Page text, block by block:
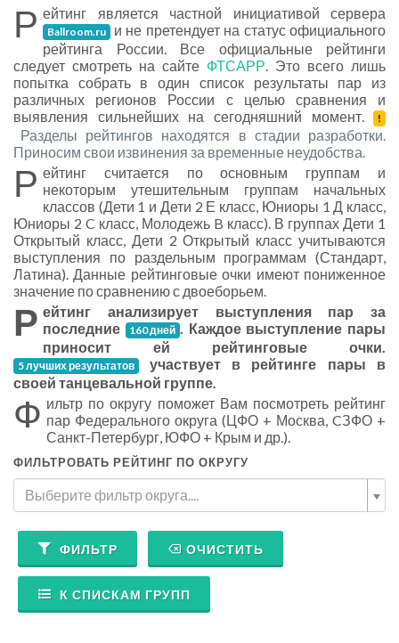
Р ейтинг является частной инициативой сервера
Ballroom.ru и не претендует на статус официального
рейтинга России. Все официальные рейтинги
следует смотреть на сайте ФТСАРР. Это всего лишь
попытка собрать в один список результаты пар из
различных регионов России с целью сравнения и
выявления сильнейших на сегодняшний момент. !
Разделы рейтингов находятся в стадии разработки.
Приносим свои извинения за временные неудобства.
Р ейтинг считается по основным группам и
некоторым утешительным группам начальных
классов (Дети 1 и Дети 2 Е класс, Юниоры 1 Д класс,
Юниоры 2 C класс, Молодежь B класс). В группах Дети 1
Открытый класс, Дети 2 Открытый класс учитываются
выступления по раздельным программам (Стандарт,
Латина). Данные рейтинговые очки имеют пониженное
значение по сравнению с двоеборьем.
Р ейтинг анализирует выступления пар за
последние
160 дней . Каждое выступление пары
приносит ей рейтинговые очки.
5 лучших результатов участвует в рейтинге пары в
своей танцевальной группе.
Ф ильтр по округу поможет Вам посмотреть рейтинг
пар Федерального округа (ЦФО + Москва, CЗФО +
Санкт-Петербург, ЮФО + Крым и др.).
ФИЛЬТРОВАТЬ РЕЙТИНГ ПО ОКРУГУ
Выберите фильтр округа....
ФИЛЬТР ОЧИСТИТЬ
К СПИСКАМ ГРУПП